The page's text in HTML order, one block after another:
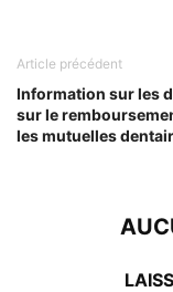
Article précédent
Information sur les
sur le
les mutuelles